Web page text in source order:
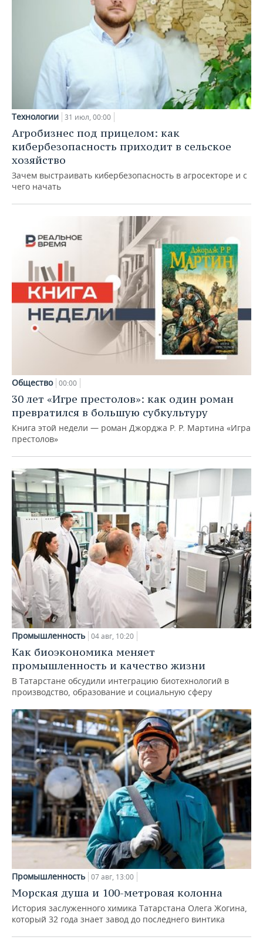
Технологии 31 июл, 00:00
Агробизнес под прицелом: как
кибербезопасность приходит в сельское
хозяйство
Зачем выстраивать кибербезопасность в агросекторе и с
чего начать
Общество 00:00
30 лет «Игре престолов»: как один роман
превратился в большую субкультуру
Книга этой недели — роман Джорджа Р. Р. Мартина «Игра
престолов»
Промышленность 04 авг, 10:20
Как биоэкономика меняет
промышленность и качество жизни
В Татарстане обсудили интеграцию биотехнологий в
производство, образование и социальную сферу
Промышленность 07 авг, 13:00
Морская душа и 100-метровая колонна
История заслуженного химика Татарстана Олега Жогина,
который 32 года знает завод до последнего винтика